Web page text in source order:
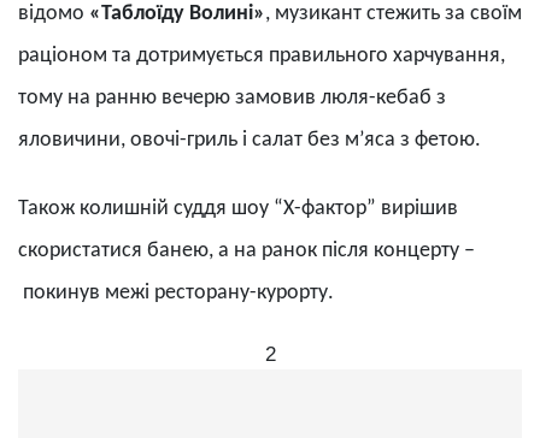
відомо «Таблоїду Волині», музикант стежить за своїм
раціоном та дотримується правильного харчування,
тому на ранню вечерю замовив люля-кебаб з
яловичини, овочі-гриль і салат без м’яса з фетою.
Також колишній суддя шоу “Х-фактор” вирішив
скористатися банею, а на ранок після концерту –
покинув межі ресторану-курорту.
2